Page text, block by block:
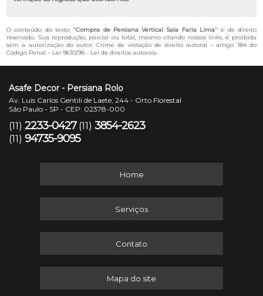
O conteúdo do texto "Compra de Persiana Vertical Sala Faria Lima" é de direito
reservado. Sua reprodução, parcial ou total, mesmo citando nossos links, é proibida
sem a autorização do autor. Crime de violação de direito autoral – artigo 184 do
Código Penal – Lei 9610/98 - Lei de direitos autorais.
Asafe Decor - Persiana Rolo
Av. Luis Carlos Gentili de Laete, 244 - Orto Florestal
São Paulo - SP - CEP: 02378-000
(11) 2233-0427 (11) 3854-2623
(11) 94735-9095
Home
Serviços
Contato
Mapa do site